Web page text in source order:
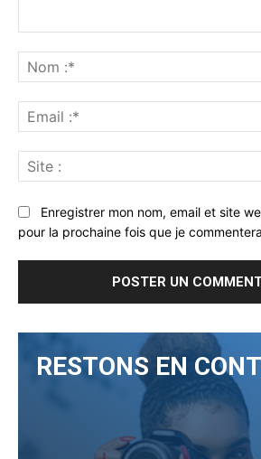
Enregistrer mon nom, email et site
pour la prochaine fois que je
RESTONS EN